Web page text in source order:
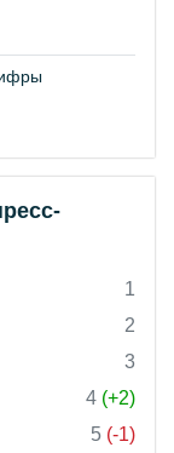
1
2
3
4 (+2)
5 (-1)